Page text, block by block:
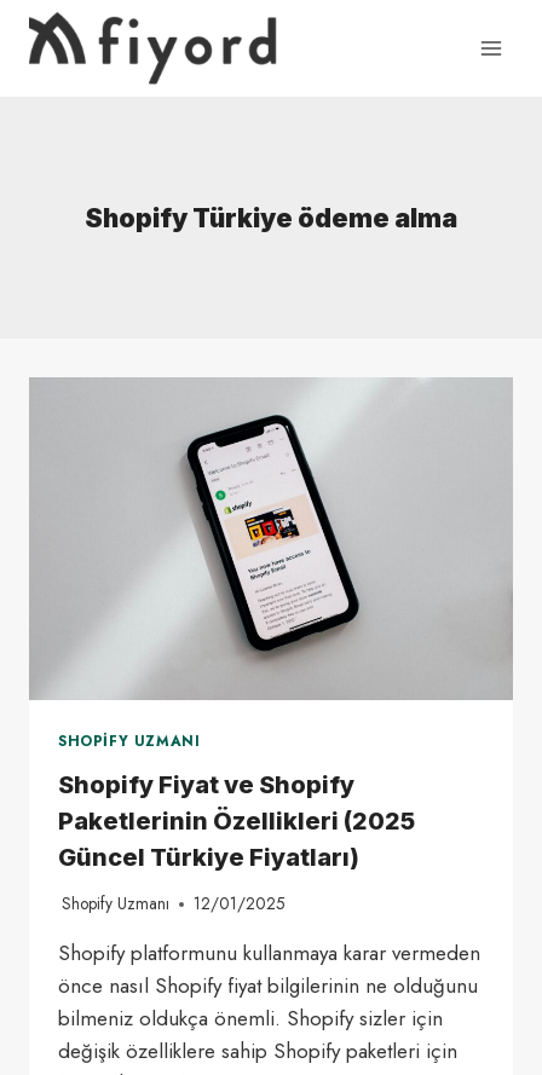
Skip
Shopify Türkiye ödeme alma
SHOPIFY UZMANI
Shopify Fiyat ve Shopify
Paketlerinin Özellikleri (2025
Güncel Türkiye Fiyatları)
Shopify Uzmanı 12/01/2025
Shopify platformunu kullanmaya karar vermeden
önce nasıl Shopify fiyat bilgilerinin ne olduğunu
bilmeniz oldukça önemli. Shopify sizler için
değişik özelliklere sahip Shopify paketleri için